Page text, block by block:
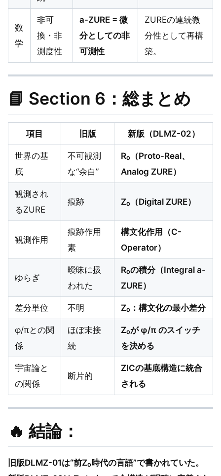
数
学
非可
換・非
測度性
a-ZURE = 微
分としての非
可測性
ZUREの連続微
分性として再構
築。
📘 Section 6：総まとめ
項目 旧版 新版（DLMZ-02）
世界の基
底
不可観測
な“余白”
R₀（Proto-Real、
Analog ZURE）
観測され
るZURE
痕跡 Z₀（Digital ZURE）
観測作用
痕跡作用
素
構文化作用（C-
Operator）
ゆらぎ
曖昧に扱
われた
R₀の積分（Integral a-
ZURE）
差分単位 不明 Z₀：構文化の最小差分
φ/πとの関
係
ほぼ未接
続
Z₀が φ/π のスイッチ
を決める
宇宙論と
の関係
断片的
ZICの基底構造に統合
される
🔥 結論：
旧版DLMZ-01は“前Z₀時代の言語”で書かれていた。